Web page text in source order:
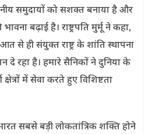
समुदायों को सशक्त बनाया है और
बढ़ाई है। राष्ट्रपति मुर्मू ने कहा,
से ही संयुक्त राष्ट्र के शांति स्थापना
दे रहा है। हमारे सैनिकों ने दुनिया के
में सेवा करते हुए विशिष्टता
सबसे बड़ी लोकतांत्रिक शक्ति होने